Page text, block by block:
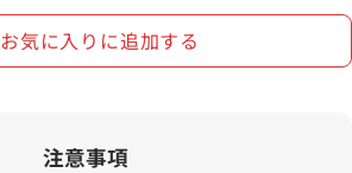
お気に入りに追加する
注意事項